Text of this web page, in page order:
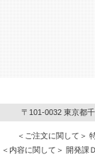
〒101-0032 東京都
＜ご注文に関して＞
＜内容に関して＞ 開発課